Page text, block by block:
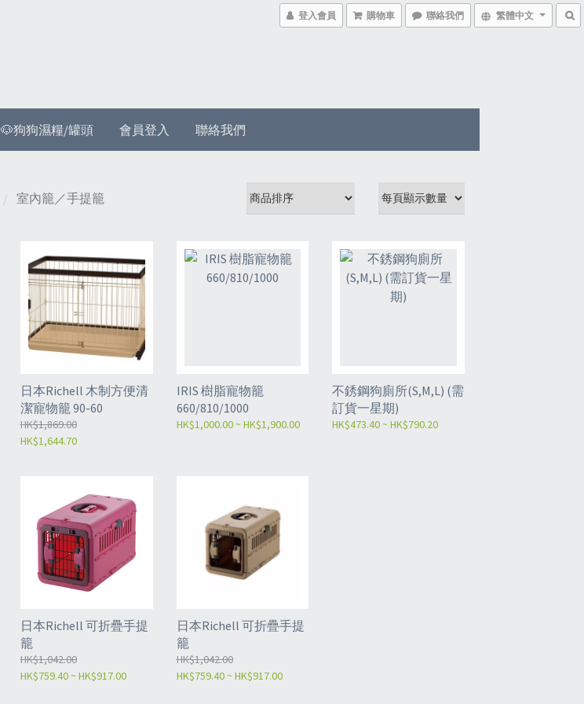
登入會員 購物車 聯絡我們 繁體中文
🐶狗狗濕糧/罐頭 會員登入 聯絡我們
室內籠／手提籠
日本Richell 木制方便清
潔寵物籠 90-60
HK$1,869.00
HK$1,644.70
IRIS 樹脂寵物籠
660/810/1000
HK$1,000.00 ~ HK$1,900.00
不銹鋼狗廁所(S,M,L) (需
訂貨一星期)
HK$473.40 ~ HK$790.20
日本Richell 可折疊手提
籠
HK$1,042.00
HK$759.40 ~ HK$917.00
日本Richell 可折疊手提
籠
HK$1,042.00
HK$759.40 ~ HK$917.00